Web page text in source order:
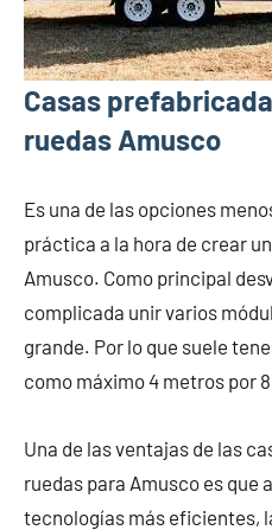
Casas
ruedas Amusco
Es una de las opciones
práctica a la hora de crear
Amusco. Como principal
complicada unir varios
grande. Por lo que suele
como máximo 4 metros por
Una de las ventajas de las
ruedas para Amusco es que
tecnologías más eficientes,